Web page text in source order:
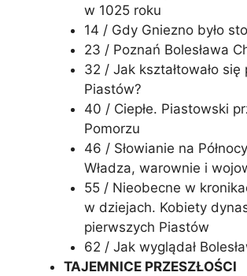
w 1025 roku
14 / Gdy Gniezno było
23 / Poznań Bolesława
32 / Jak kształtowało się
Piastów?
40 / Ciepłe. Piastowski
Pomorzu
46 / Słowianie na
Władza, warownie i
55 / Nieobecne w
w dziejach. Kobiety
pierwszych Piastów
62 / Jak wyglądał
TAJEMNICE PRZESZŁOŚCI